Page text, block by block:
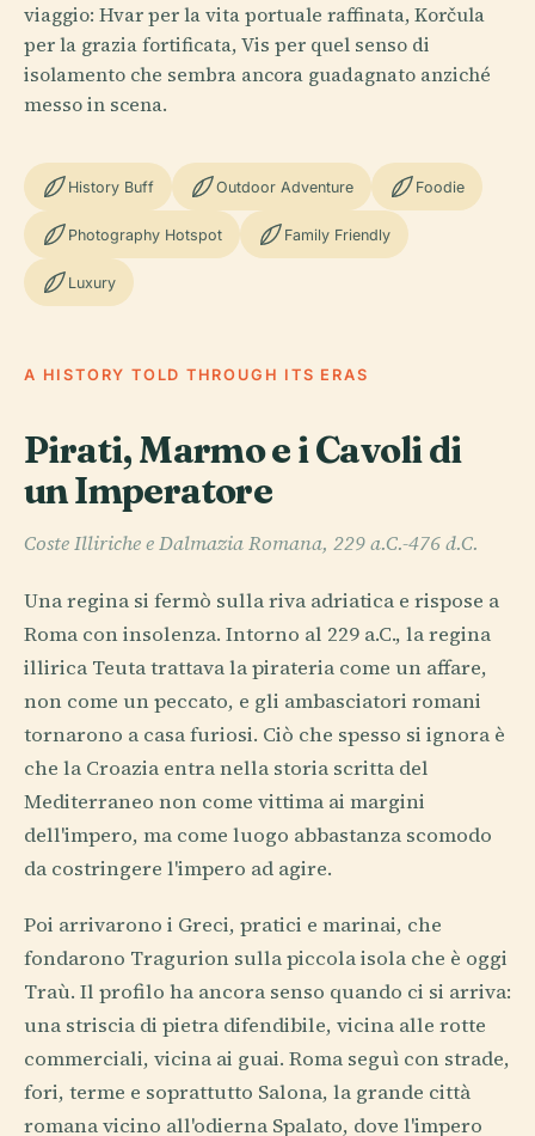
viaggio: Hvar per la vita portuale raffinata, Korčula
per la grazia fortificata, Vis per quel senso di
isolamento che sembra ancora guadagnato anziché
messo in scena.
History Buff Outdoor Adventure Foodie
Photography Hotspot Family Friendly
Luxury
A HISTORY TOLD THROUGH ITS ERAS
Pirati, Marmo e i Cavoli di
un Imperatore
Coste Illiriche e Dalmazia Romana, 229 a.C.-476 d.C.
Una regina si fermò sulla riva adriatica e rispose a
Roma con insolenza. Intorno al 229 a.C., la regina
illirica Teuta trattava la pirateria come un affare,
non come un peccato, e gli ambasciatori romani
tornarono a casa furiosi. Ciò che spesso si ignora è
che la Croazia entra nella storia scritta del
Mediterraneo non come vittima ai margini
dell'impero, ma come luogo abbastanza scomodo
da costringere l'impero ad agire.
Poi arrivarono i Greci, pratici e marinai, che
fondarono Tragurion sulla piccola isola che è oggi
Traù. Il profilo ha ancora senso quando ci si arriva:
una striscia di pietra difendibile, vicina alle rotte
commerciali, vicina ai guai. Roma seguì con strade,
fori, terme e soprattutto Salona, la grande città
romana vicino all'odierna Spalato, dove l'impero